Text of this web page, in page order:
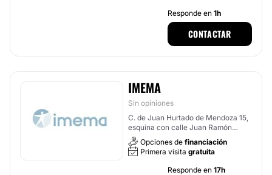
Responde en 1h
CONTACTAR
IMEMA
Sin opiniones
C. de Juan Hurtado de Mendoza 15,
esquina con calle Juan Ramón
Jiménez, Madrid
Opciones de financiación
Primera visita gratuita
Responde en 17h